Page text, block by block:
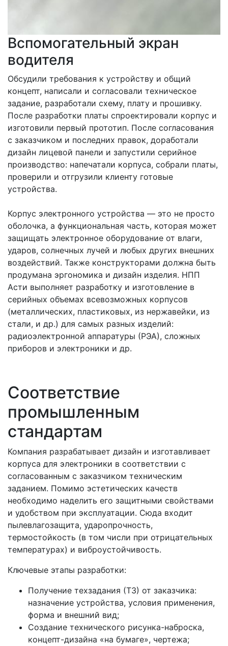
Вспомогательный экран
водителя
Обсудили требования к устройству и общий
концепт, написали и согласовали техническое
задание, разработали схему, плату и прошивку.
После разработки платы спроектировали корпус и
изготовили первый прототип. После согласования
с заказчиком и последних правок, доработали
дизайн лицевой панели и запустили серийное
производство: напечатали корпуса, собрали платы,
проверили и отгрузили клиенту готовые
устройства.
Корпус электронного устройства — это не просто
оболочка, а функциональная часть, которая может
защищать электронное оборудование от влаги,
ударов, солнечных лучей и любых других внешних
воздействий. Также конструкторами должна быть
продумана эргономика и дизайн изделия. НПП
Асти выполняет разработку и изготовление в
серийных объемах всевозможных корпусов
(металлических, пластиковых, из нержавейки, из
стали, и др.) для самых разных изделий:
радиоэлектронной аппаратуры (РЭА), сложных
приборов и электроники и др.
Соответствие
промышленным
стандартам
Компания разрабатывает дизайн и изготавливает
корпуса для электроники в соответствии с
согласованным с заказчиком техническим
заданием. Помимо эстетических качеств
необходимо наделить его защитными свойствами
и удобством при эксплуатации. Сюда входит
пылевлагозащита, ударопрочность,
термостойкость (в том числи при отрицательных
температурах) и виброустойчивость.
Ключевые этапы разработки:
Получение техзадания (ТЗ) от заказчика:
назначение устройства, условия применения,
форма и внешний вид;
Создание технического рисунка-наброска,
концепт-дизайна «на бумаге», чертежа;